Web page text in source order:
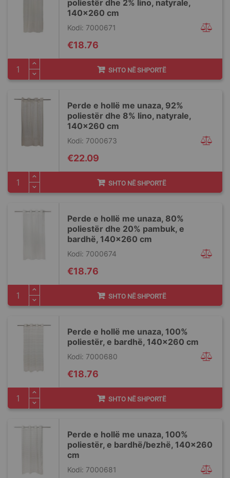
poliestër dhe 2% lino, natyrale,
140x260 cm
Kodi: 7000671
€18.76
SHTO NË SHPORTË
Perde e hollë me unaza, 92%
poliestër dhe 8% lino, natyrale,
140x260 cm
Kodi: 7000673
€22.09
SHTO NË SHPORTË
Perde e hollë me unaza, 80%
poliestër dhe 20% pambuk, e
bardhë, 140x260 cm
Kodi: 7000674
€18.76
SHTO NË SHPORTË
Perde e hollë me unaza, 100%
poliestër, e bardhë, 140x260 cm
Kodi: 7000680
€18.76
SHTO NË SHPORTË
Perde e hollë me unaza, 100%
poliestër, e bardhë/bezhë, 140x260
cm
Kodi: 7000681